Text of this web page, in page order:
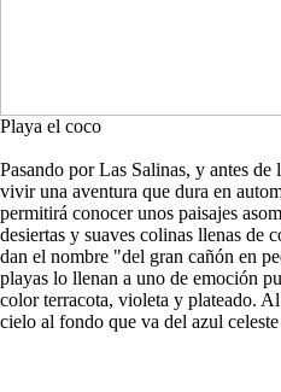
Playa el coco
Pasando por Las Salinas, y antes
vivir una aventura que dura en
permitirá conocer unos paisajes
desiertas y suaves colinas llenas de
dan el nombre "del gran cañón en
playas lo llenan a uno de emoción
color terracota, violeta y plateado.
cielo al fondo que va del azul